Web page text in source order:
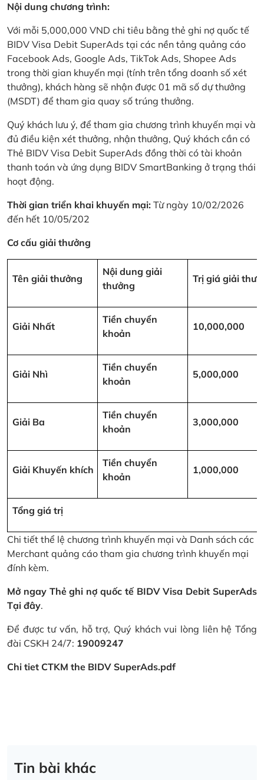
Nội dung chương trình:
Với mỗi 5,000,000 VND chi tiêu bằng thẻ ghi nợ quốc tế
BIDV Visa Debit SuperAds tại các nền tảng quảng cáo
Facebook Ads, Google Ads, TikTok Ads, Shopee Ads
trong thời gian khuyến mại (tính trên tổng doanh số xét
thưởng), khách hàng sẽ nhận được 01 mã số dự thưởng
(MSDT) để tham gia quay số trúng thưởng.
Quý khách lưu ý, để tham gia chương trình khuyến mại và
đủ điều kiện xét thưởng, nhận thưởng, Quý khách cần có
Thẻ BIDV Visa Debit SuperAds đồng thời có tài khoản
thanh toán và ứng dụng BIDV SmartBanking ở trạng thái
hoạt động.
Thời gian triển khai khuyến mại: Từ ngày 10/02/2026
đến hết 10/05/202
Cơ cấu giải thưởng
Tên giải thưởng
Nội dung giải
thưởng
Trị giá giải
Giải Nhất
Tiền chuyển
khoản
10,000,000
Giải Nhì
Tiền chuyển
khoản
5,000,000
Giải Ba
Tiền chuyển
khoản
3,000,000
Giải Khuyến khích
Tiền chuyển
khoản
1,000,000
Tổng giá trị
Chi tiết thể lệ chương trình khuyến mại và Danh sách các
Merchant quảng cáo tham gia chương trình khuyến mại
đính kèm.
Mở ngay Thẻ ghi nợ quốc tế BIDV Visa Debit SuperAds
Tại đây.
Để được tư vấn, hỗ trợ, Quý khách vui lòng liên hệ Tổng
đài CSKH 24/7: 19009247
Chi tiet CTKM the BIDV SuperAds.pdf
Tin bài khác